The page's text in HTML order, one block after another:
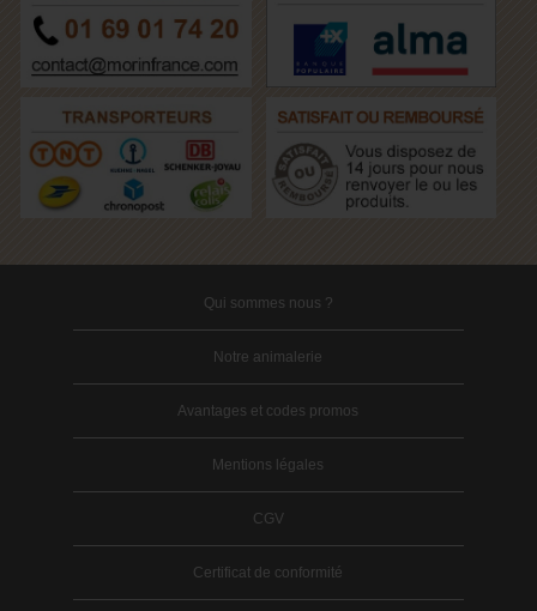
Qui sommes nous ?
Notre animalerie
Avantages et codes promos
Mentions légales
CGV
Certificat de conformité